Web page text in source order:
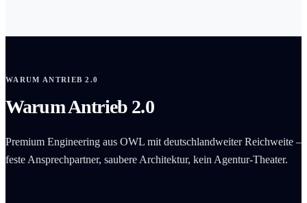
WARUM ANTRIEB 2.0
Warum Antrieb 2.0
Premium Engineering aus OWL mit deutschlandweiter Reichweite –
feste Ansprechpartner, saubere Architektur, kein Agentur-Theater.